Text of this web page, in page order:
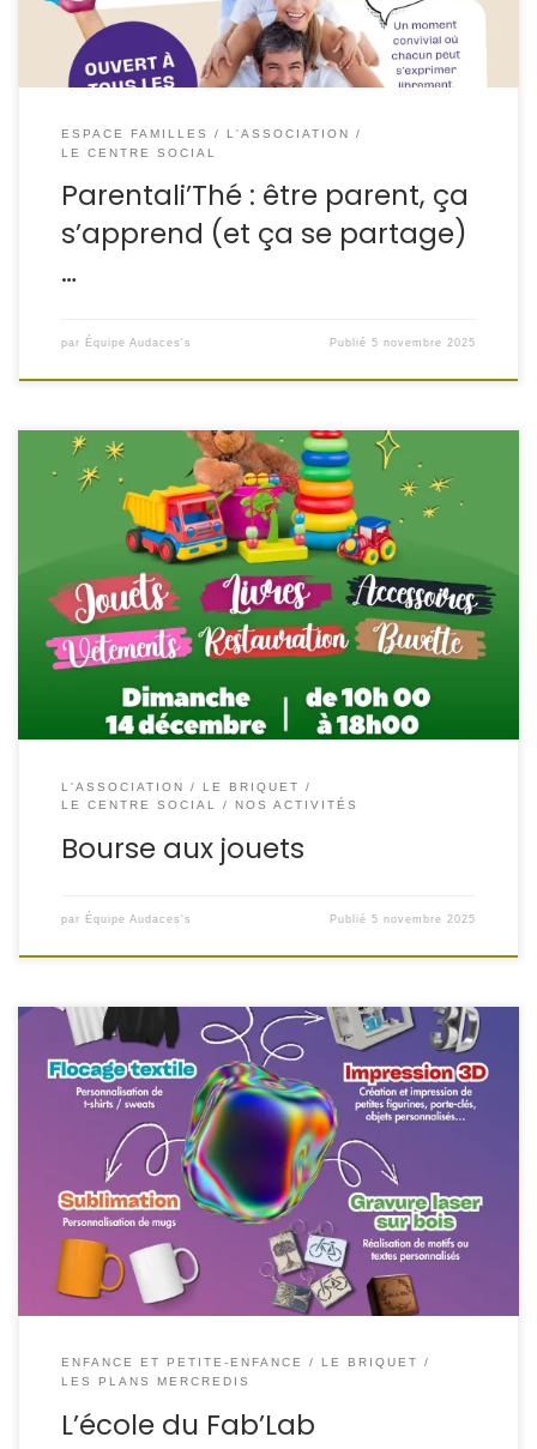
ESPACE FAMILLES
L'ASSOCIATION
LE CENTRE SOCIAL
Parentali’Thé : être parent, ça
s’apprend (et ça se partage)
…
par Équipe Audaces's Publié5 novembre 2025
Grande Bourse aux Jouets – Folschviller
faire plaisir sans exploser le budget, de donner une
seconde vie aux jouets et de soutenir les jeunes du
secteur ? On se retrouve dimanche 14 décembre de 10h à
18h au Centre social Marcel Martin pour une journée 100%
famille, […]
L'ASSOCIATION
LE BRIQUET
LE CENTRE SOCIAL
NOS ACTIVITÉS
Bourse aux jouets
par Équipe Audaces's Publié5 novembre 2025
Vous cherchez une activité du mercredi qui développe
créativité + manip’ ? Nos ateliers Fab’lab (dès 8 ans)
initient les jeunes à :• Flocage de t-shirts/sweats•
Impression 3D (porte-clés, figurines…)• Sublimation sur
mugs• Gravure laser sur bois Mercredis 14h–16h | 20 € /
trimestre | 8 places
ENFANCE ET PETITE-ENFANCE
LE BRIQUET
LES PLANS MERCREDIS
L’école du Fab’Lab